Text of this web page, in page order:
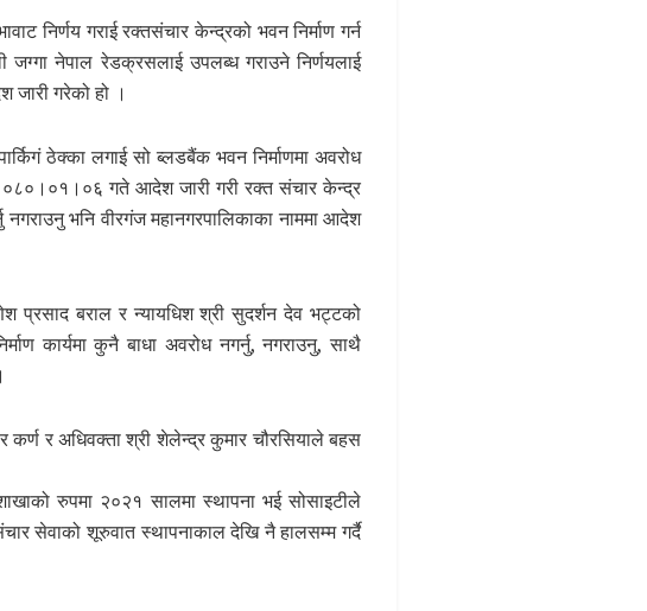
निर्णय गराई रक्तसंचार केन्द्रको भवन निर्माण गर्न
जग्गा नेपाल रेडक्रसलाई उपलब्ध गराउने निर्णयलाई
जारी गरेको हो ।
ठेक्का लगाई सो ब्लडबैंक भवन निर्माणमा अवरोध
गते आदेश जारी गरी रक्त संचार केन्द्र
नगराउनु भनि वीरगंज महानगरपालिकाका नाममा आदेश
बराल र न्यायधिश श्री सुदर्शन देव भट्टको
कार्यमा कुनै बाधा अवरोध नगर्नु, नगराउनु, साथै
कर्ण र अधिवक्ता श्री शेलेन्द्र कुमार चौरसियाले बहस
रुपमा २०२१ सालमा स्थापना भई सोसाइटीले
सेवाको शूरुवात स्थापनाकाल देखि नै हालसम्म गर्दै